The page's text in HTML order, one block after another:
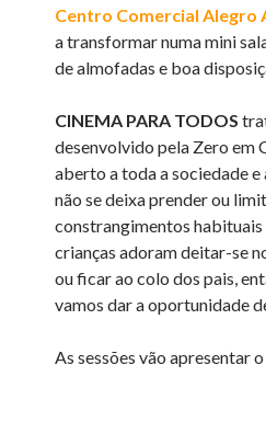
Centro Comercial Alegro
a transformar numa mini
de almofadas e boa
CINEMA PARA TODOS
desenvolvido pela Zero em
aberto a toda a sociedade e
não se deixa prender ou
constrangimentos habituais
crianças adoram deitar-se
ou ficar ao colo dos pais,
vamos dar a oportunidade
As sessões vão apresentar